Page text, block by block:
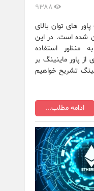
9388
های توان بالای
شده است. در این
منظور استفاده
از پاور ماینینگ بر
تشریح خواهیم
ادامه مطلب...